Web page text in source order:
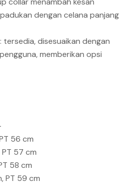
dengan celana panjang
tersedia, disesuaikan dengan
memberikan opsi
56 cm
PT 57 cm
58 cm
PT 59 cm